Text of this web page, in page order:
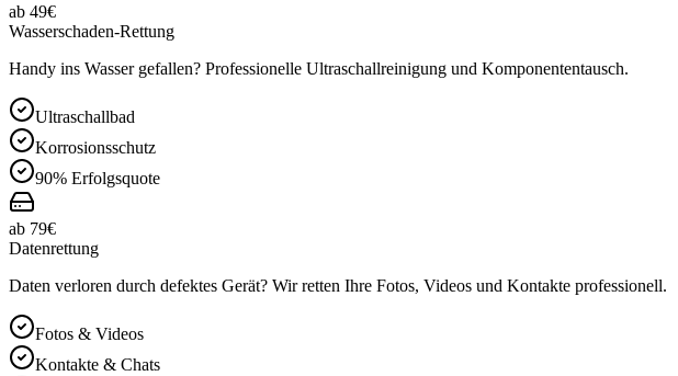
ab 49€
Wasserschaden-Rettung
Handy ins Wasser gefallen? Professionelle Ultraschallreinigung und Komponententausch.
Ultraschallbad
Korrosionsschutz
90% Erfolgsquote
ab 79€
Datenrettung
Daten verloren durch defektes Gerät? Wir retten Ihre Fotos, Videos und Kontakte professionell.
Fotos & Videos
Kontakte & Chats